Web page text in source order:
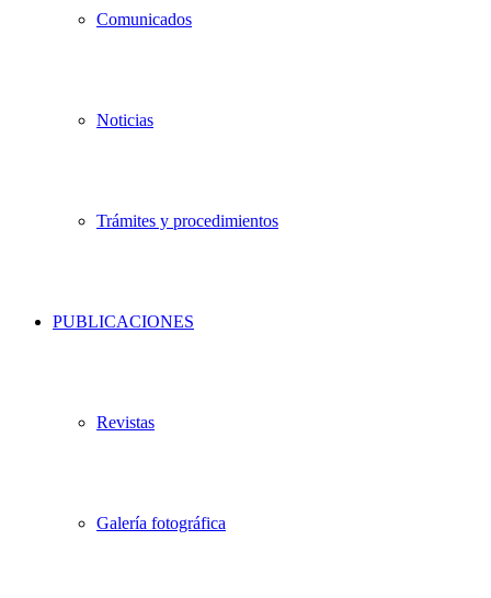
Comunicados
Noticias
Trámites y procedimientos
PUBLICACIONES
Revistas
Galería fotográfica